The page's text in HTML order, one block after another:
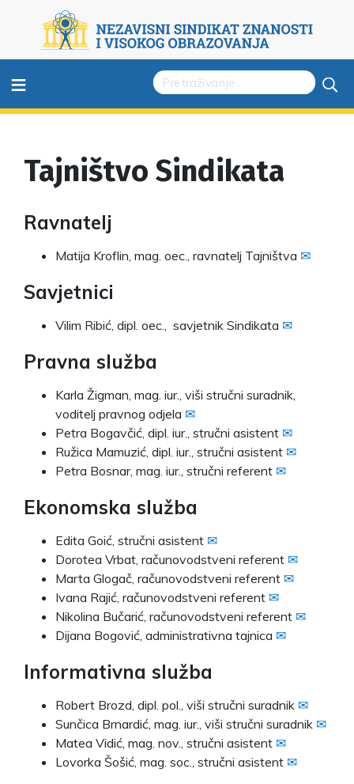
≡
Tajništvo Sindikata
Ravnatelj
Matija Kroflin, mag. oec., ravnatelj Tajništva ✉
Savjetnici
Vilim Ribić, dipl. oec., savjetnik Sindikata ✉
Pravna služba
Karla Žigman, mag. iur., viši stručni suradnik,
voditelj pravnog odjela ✉
Petra Bogavčić, dipl. iur., stručni asistent ✉
Ružica Mamuzić, dipl. iur., stručni asistent ✉
Petra Bosnar, mag. iur., stručni referent ✉
Ekonomska služba
Edita Goić, stručni asistent ✉
Dorotea Vrbat, računovodstveni referent ✉
Marta Glogač, računovodstveni referent ✉
Ivana Rajić, računovodstveni referent ✉
Nikolina Bučarić, računovodstveni referent ✉
Dijana Bogović, administrativna tajnica ✉
Informativna služba
Robert Brozd, dipl. pol., viši stručni suradnik ✉
Sunčica Brnardić, mag. iur., viši stručni suradnik ✉
Matea Vidić, mag. nov., stručni asistent ✉
Lovorka Šošić, mag. soc., stručni asistent ✉